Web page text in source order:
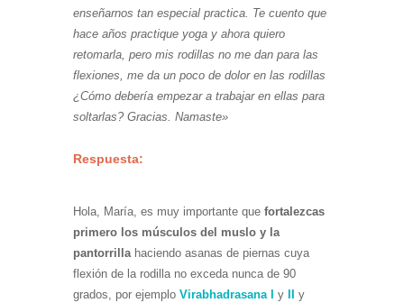
enseñarnos tan especial practica. Te cuento que
hace años practique yoga y ahora quiero
retomarla, pero mis rodillas no me dan para las
flexiones, me da un poco de dolor en las rodillas
¿Cómo debería empezar a trabajar en ellas para
soltarlas? Gracias. Namaste»
Respuesta:
Hola, María, es muy importante que fortalezcas
primero los músculos del muslo y la
pantorrillahaciendo asanas de piernas cuya
flexión de la rodilla no exceda nunca de 90
grados, por ejemplo Virabhadrasana I y II y